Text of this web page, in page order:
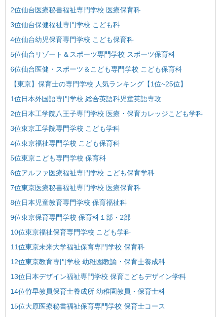
2位仙台医療秘書福祉専門学校 医療保育科
3位仙台保健福祉専門学校 こども科
4位仙台幼児保育専門学校 こども保育科
5位仙台リゾート＆スポーツ専門学校 スポーツ保育科
6位仙台医健・スポーツ＆こども専門学校 こども保育科
【東京】保育士の専門学校 人気ランキング【1位~25位】
1位日本外国語専門学校 総合英語科児童英語専攻
2位日本工学院八王子専門学校 医療・保育カレッジこども学科
3位東京工学院専門学校 こども学科
4位東京福祉専門学校 こども保育科
5位東京こども専門学校 保育科
6位アルファ医療福祉専門学校 こども保育学科
7位東京医療秘書福祉専門学校 医療保育科
8位日本児童教育専門学校 保育福祉科
9位東京保育専門学校 保育科１部・2部
10位東京福祉保育専門学校 こども学科
11位東京未来大学福祉保育専門学校 保育科
12位東京教育専門学校 幼稚園教諭・保育士養成科
13位日本デザイン福祉専門学校 保育こどもデザイン学科
14位竹早教員保育士養成所 幼稚園教員・保育士科
15位大原医療秘書福祉保育専門学校 保育士コース